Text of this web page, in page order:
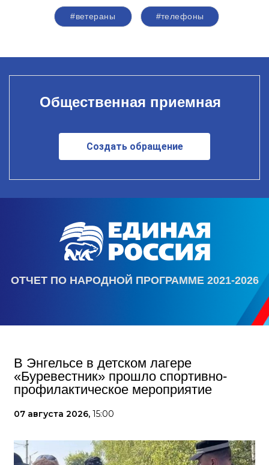
#ветераны #телефоны
Общественная приемная
Создать обращение
ОТЧЕТ ПО НАРОДНОЙ ПРОГРАММЕ 2021-2026
В Энгельсе в детском лагере
«Буревестник» прошло спортивно-
профилактическое мероприятие
07 августа 2026, 15:00